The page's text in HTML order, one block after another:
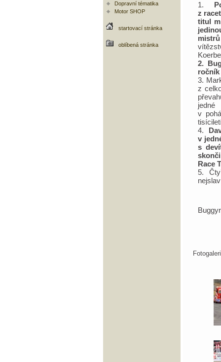
Dopravní tématika
Motor SHOP
startovací stránka
oblíbená stránka
1.
z
titul
2.
3.
z
jedné
v
4.
v
s
Race
5.